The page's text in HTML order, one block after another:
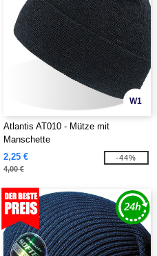
W1
Atlantis AT010 - Mütze mit
Manschette
2,25 €
4,00 €
-44%